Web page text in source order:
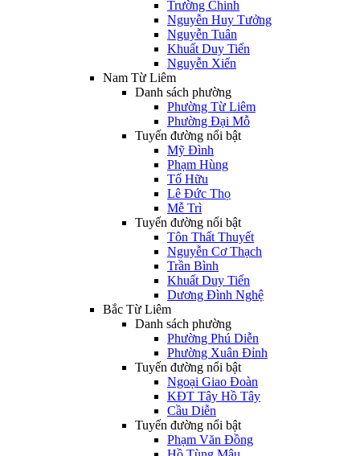
Trường Chinh
Nguyễn Huy Tưởng
Nguyễn Tuân
Khuất Duy Tiến
Nguyễn Xiển
Nam Từ Liêm
Danh sách phường
Phường Từ Liêm
Phường Đại Mỗ
Tuyến đường nổi bật
Mỹ Đình
Phạm Hùng
Tố Hữu
Lê Đức Thọ
Mễ Trì
Tuyến đường nổi bật
Tôn Thất Thuyết
Nguyễn Cơ Thạch
Trần Bình
Khuất Duy Tiến
Dương Đình Nghệ
Bắc Từ Liêm
Danh sách phường
Phường Phú Diễn
Phường Xuân Đỉnh
Tuyến đường nổi bật
Ngoại Giao Đoàn
KĐT Tây Hồ Tây
Cầu Diễn
Tuyến đường nổi bật
Phạm Văn Đồng